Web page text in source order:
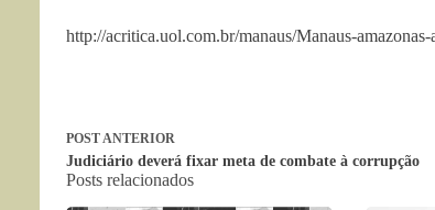
http://acritica.uol.com.br/manaus/Manaus-
POSTANTERIOR
Judiciário deverá fixar meta de combate à corrupção
Posts relacionados